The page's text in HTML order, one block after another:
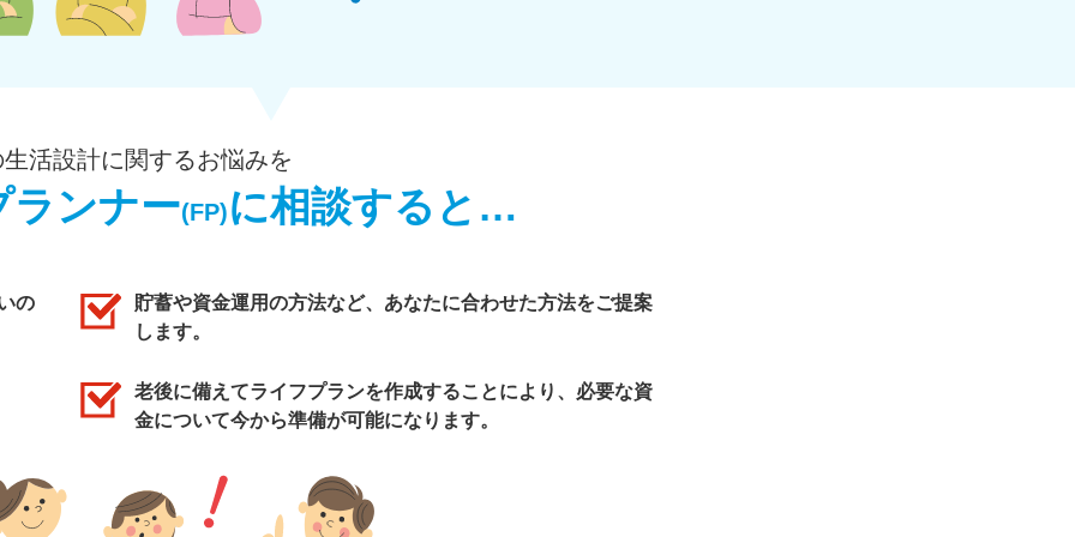
活設計に関するお悩みを
ランナー(FP)に相談すると…
の
貯蓄や資金運用の方法など、あなたに合わせた方法をご提案
します。
老後に備えてライフプランを作成することにより、必要な資
金について今から準備が可能になります。